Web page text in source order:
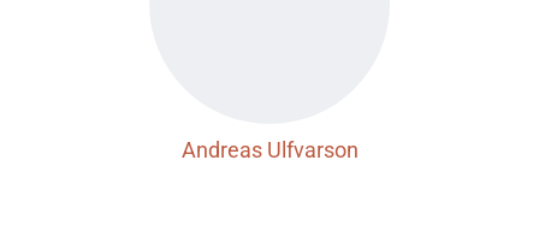
Andreas Ulfvarson